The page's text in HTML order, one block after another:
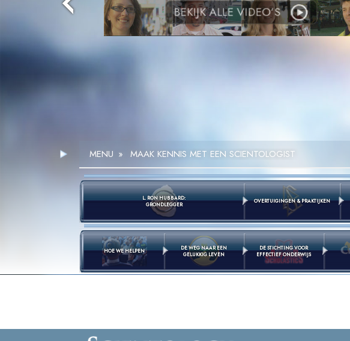
BEKIJKALLE VIDEO’S
MENU » MAAK KENNIS MET EEN SCIENTOLOGIST
L. RON HUBBARD:
GRONDLEGGER
OVERTUIGINGEN & PRAKTIJKEN
HOE WE HELPEN
DE WEG NAAR EEN
GELUKKIG LEVEN
DE STICHTING VOOR
EFFECTIEF ONDERWIJS